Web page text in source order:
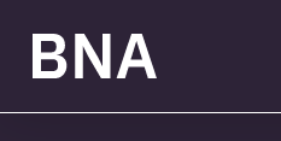
main